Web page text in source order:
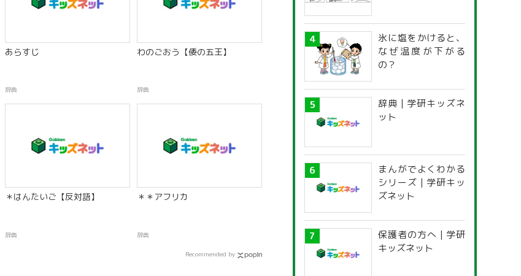
あらすじ
辞典
わのごおう【倭の五王】
辞典
＊はんたいご【反対語】
辞典
＊＊アフリカ
辞典
Recommended by
氷に塩をかけると、
なぜ温度が下がる
の？
辞典 | 学研キッズネ
ット
まんがでよくわかる
シリーズ | 学研キッ
ズネット
保護者の方へ | 学研
キッズネット